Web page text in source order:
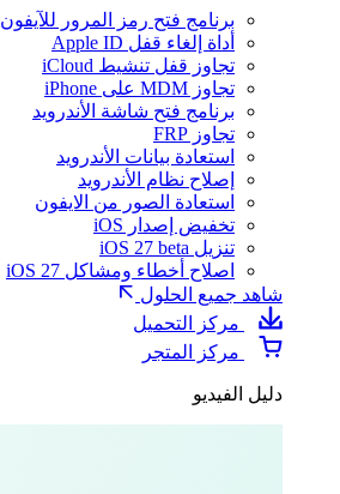
برنامج فتح رمز المرور للآيفون
أداة إلغاء قفل Apple ID
تجاوز قفل تنشيط iCloud
تجاوز MDM على iPhone
برنامج فتح شاشة الأندرويد
تجاوز FRP
استعادة بيانات الأندرويد
إصلاح نظام الأندرويد
استعادة الصور من الايفون
تخفيض إصدار iOS
تنزيل iOS 27 beta
اصلاح أخطاء ومشاكل iOS 27
شاهد جميع الحلول
مركز التحميل
مركز المتجر
دليل الفيديو